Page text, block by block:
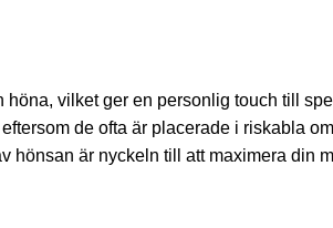
vilket ger en personlig touch till
de ofta är placerade i riskabla
hönsan är nyckeln till att maximera din